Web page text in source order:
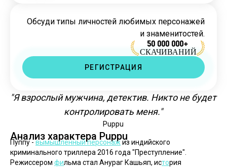
Обсуди типы личностей любимых персонажей
и знаменитостей.
50 000 000+
СКАЧИВАНИЙ
РЕГИСТРАЦИЯ
"Я взрослый мужчина, детектив. Никто не будет
контролировать меня."
Puppu
Анализ характера Puppu
Пуппу - вымышленный персонаж из индийского
криминального триллера 2016 года "Преступление".
Режиссером фильма стал Анураг Кашьяп, история